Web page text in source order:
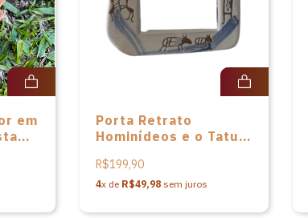
em
Porta Retrato
Hominídeos e o Tatu
Capivara
R$199,90
4x de R$49,98sem juros